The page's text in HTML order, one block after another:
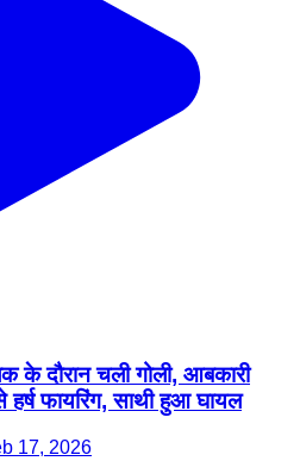
के दौरान चली गोली, आबकारी
हर्ष फायरिंग, साथी हुआ घायल
17, 2026